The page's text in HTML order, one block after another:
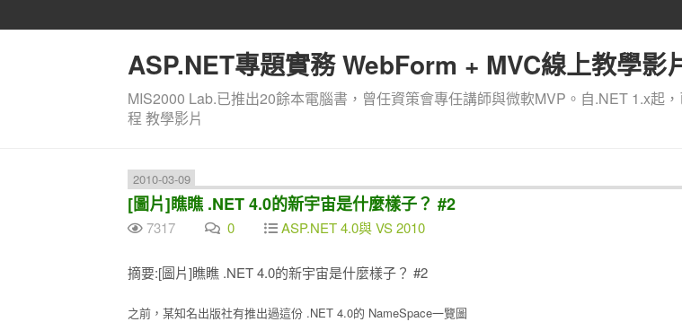
ASP.NET專題實務 WebForm + MVC線上教學影
MIS2000 Lab.已推出20餘本電腦書，曾任資策會專任講師與微軟MVP。自.NET 1.x起
程 教學影片
2010-03-09
[圖片]瞧瞧 .NET 4.0的新宇宙是什麼樣子？ #2
7317 0 ASP.NET 4.0與 VS 2010
摘要:[圖片]瞧瞧 .NET 4.0的新宇宙是什麼樣子？ #2
之前，某知名出版社有推出過這份 .NET 4.0的 NameSpace一覽圖